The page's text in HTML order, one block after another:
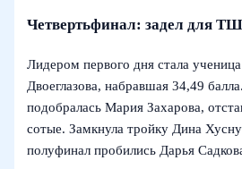
Четвертьфинал: задел для ТШ
Лидером первого дня стала
Двоеглазова, набравшая 34,49
подобралась Мария Захарова,
сотые. Замкнула тройку Дина
полуфинал пробились Дарья